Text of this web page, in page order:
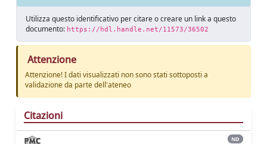
Utilizza questo identificativo per citare o creare un link a questo
documento: https://hdl.handle.net/11573/36502
Attenzione
Attenzione! I dati visualizzati non sono stati sottoposti a
validazione da parte dell'ateneo
Citazioni
ND